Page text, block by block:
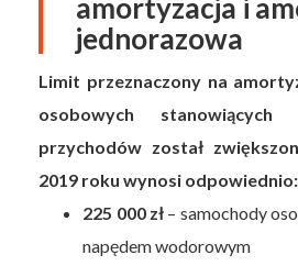
amortyzacja i
jednorazowa
Limit przeznaczony na
osobowych stanowiących
przychodów został
2019 roku wynosi odpowiednio:
225 000 zł – samochody
napędem wodorowym